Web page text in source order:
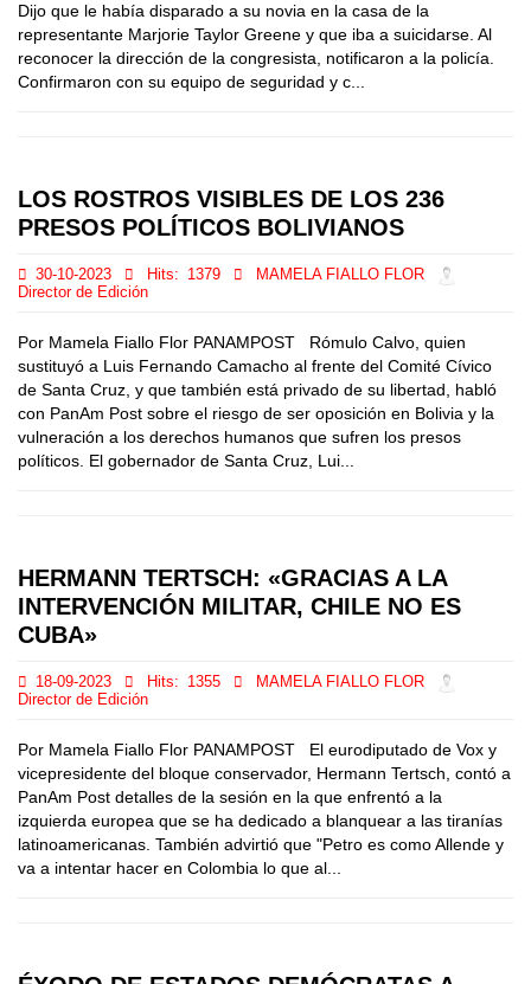
Dijo que le había disparado a su novia en la casa de la
representante Marjorie Taylor Greene y que iba a suicidarse. Al
reconocer la dirección de la congresista, notificaron a la policía.
Confirmaron con su equipo de seguridad y c...
LOS ROSTROS VISIBLES DE LOS 236
PRESOS POLÍTICOS BOLIVIANOS
30-10-2023 Hits: 1379
MAMELA FIALLO FLOR
Director de Edición
Por Mamela Fiallo Flor PANAMPOST Rómulo Calvo, quien
sustituyó a Luis Fernando Camacho al frente del Comité Cívico
de Santa Cruz, y que también está privado de su libertad, habló
con PanAm Post sobre el riesgo de ser oposición en Bolivia y la
vulneración a los derechos humanos que sufren los presos
políticos. El gobernador de Santa Cruz, Lui...
HERMANN TERTSCH: «GRACIAS A LA
INTERVENCIÓN MILITAR, CHILE NO ES
CUBA»
18-09-2023 Hits: 1355
MAMELA FIALLO FLOR
Director de Edición
Por Mamela Fiallo Flor PANAMPOST El eurodiputado de Vox y
vicepresidente del bloque conservador, Hermann Tertsch, contó a
PanAm Post detalles de la sesión en la que enfrentó a la
izquierda europea que se ha dedicado a blanquear a las tiranías
latinoamericanas. También advirtió que "Petro es como Allende y
va a intentar hacer en Colombia lo que al...